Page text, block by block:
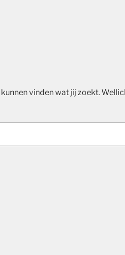
vinden wat jij zoekt.